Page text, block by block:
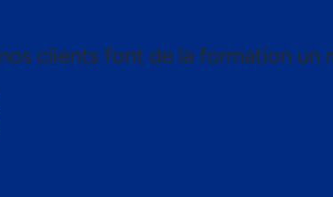
clients font de la formation un